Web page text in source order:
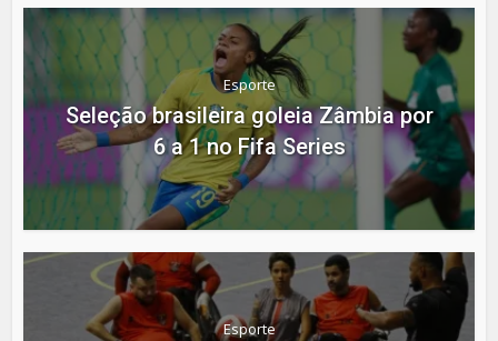
Esporte
Seleção brasileira goleia Zâmbia por
6 a 1 no Fifa Series
Esporte